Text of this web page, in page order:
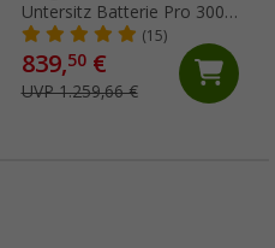
Untersitz Batterie Pro 300
Ah 12 V mit Bluetooth &
Heizung
(15)
839,50€
UVP 1.259,66 €